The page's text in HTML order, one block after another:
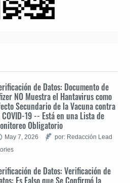
de Datos: Documento de
NO Muestra el Hantavirus como
Secundario de la Vacuna contra
COVID-19 -- Está en una Lista de
Obligatorio
May 7, 2026
por: Redacción Lead
de Datos: Verificación de
Es Falso que Se Confirmó la